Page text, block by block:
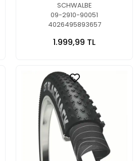
SCHWALBE
09-2910-90051
4026495893657
1.999,99 TL